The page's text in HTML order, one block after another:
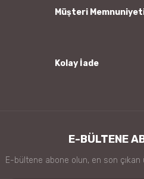
Müşteri
Kolay İade
E-BÜLTENE
E-bültene abone olun, en son